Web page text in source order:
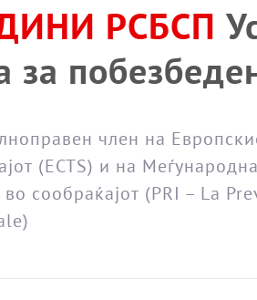
РСБСП
за
член на
(ECTS) и на
во сообраќајот (РRI – La